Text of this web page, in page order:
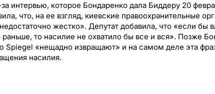
интервью, которое Бондаренко дала Биддеру 20
что, на ее взгляд, киевские правоохранительные
жестко». Депутат добавила, что «если бы
раньше, то насилие не охватило бы все и вся». Позже
Spiegel «нещадно извращают» и на самом деле эта
насилия.